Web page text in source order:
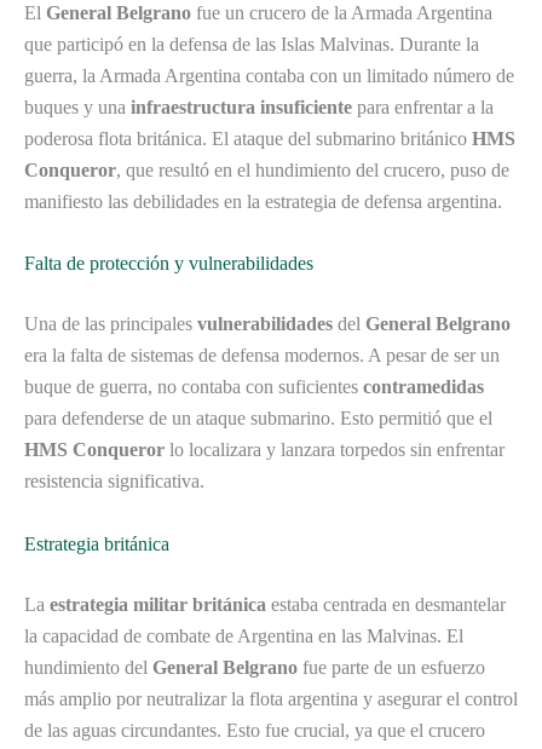
El General Belgrano fue un crucero de la Armada Argentina
que participó en la defensa de las Islas Malvinas. Durante la
guerra, la Armada Argentina contaba con un limitado número de
buques y una infraestructura insuficiente para enfrentar a la
poderosa flota británica. El ataque del submarino británico HMS
Conqueror, que resultó en el hundimiento del crucero, puso de
manifiesto las debilidades en la estrategia de defensa argentina.
Falta de protección y vulnerabilidades
Una de las principales vulnerabilidades del General Belgrano
era la falta de sistemas de defensa modernos. A pesar de ser un
buque de guerra, no contaba con suficientes contramedidas
para defenderse de un ataque submarino. Esto permitió que el
HMS Conqueror lo localizara y lanzara torpedos sin enfrentar
resistencia significativa.
Estrategia británica
La estrategia militar británica estaba centrada en desmantelar
la capacidad de combate de Argentina en las Malvinas. El
hundimiento del General Belgrano fue parte de un esfuerzo
más amplio por neutralizar la flota argentina y asegurar el control
de las aguas circundantes. Esto fue crucial, ya que el crucero